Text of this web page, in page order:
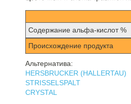
Содержание альфа-кислот %
Происхождение продукта
Альтернатива:
HERSBRUCKER (HALLERTAU)
STRISSELSPALT
CRYSTAL